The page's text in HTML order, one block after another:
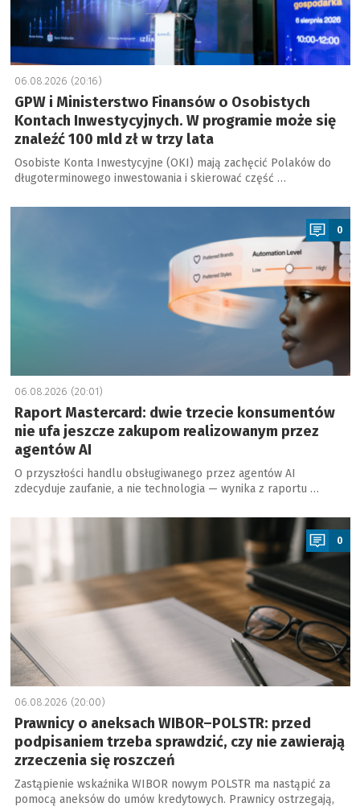
06.08.2026 (20:16)
GPW i Ministerstwo Finansów o Osobistych
Kontach Inwestycyjnych. W programie może się
znaleźć 100 mld zł w trzy lata
Osobiste Konta Inwestycyjne (OKI) mają zachęcić Polaków do
długoterminowego inwestowania i skierować część …
a
0
06.08.2026 (20:01)
Raport Mastercard: dwie trzecie konsumentów
nie ufa jeszcze zakupom realizowanym przez
agentów AI
O przyszłości handlu obsługiwanego przez agentów AI
zdecyduje zaufanie, a nie technologia — wynika z raportu …
a
0
06.08.2026 (20:00)
Prawnicy o aneksach WIBOR–POLSTR: przed
podpisaniem trzeba sprawdzić, czy nie zawierają
zrzeczenia się roszczeń
Zastąpienie wskaźnika WIBOR nowym POLSTR ma nastąpić za
pomocą aneksów do umów kredytowych. Prawnicy ostrzegają,